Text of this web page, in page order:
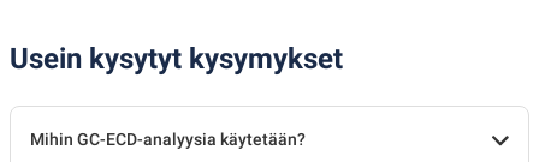
Usein kysytyt kysymykset
Mihin GC-ECD-analyysia käytetään?